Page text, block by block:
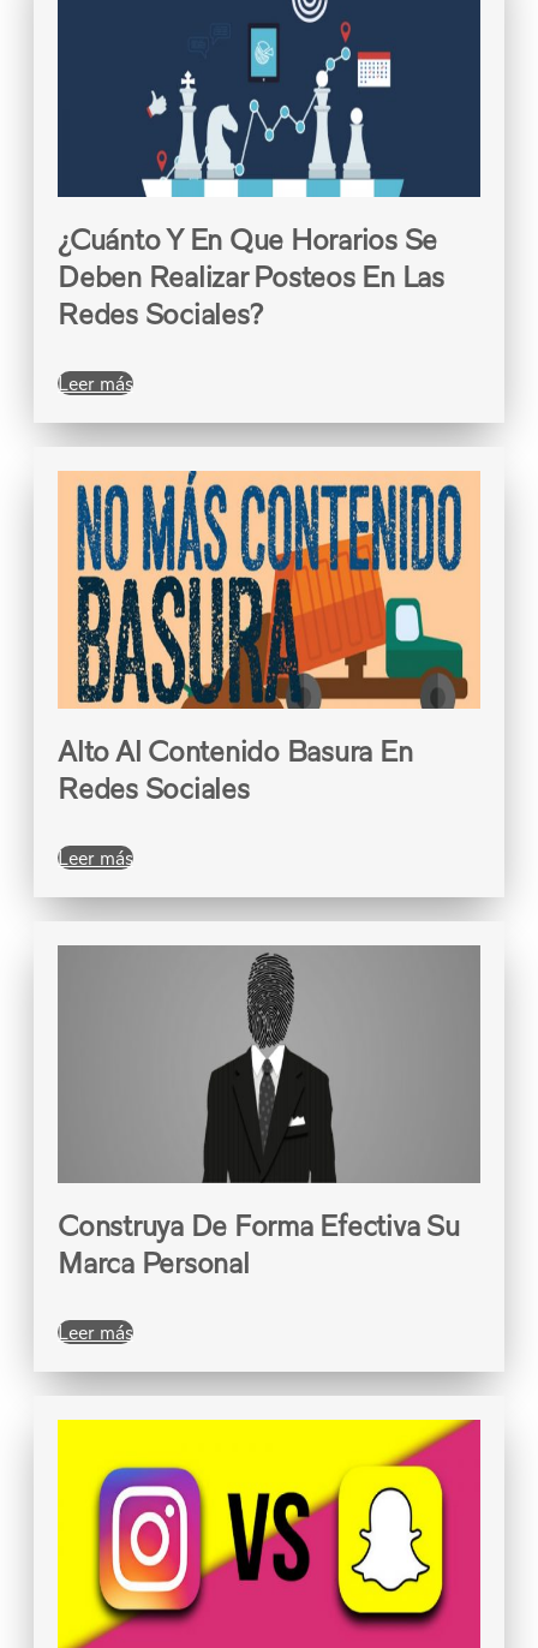
¿Cuánto Y En Que Horarios Se
Deben Realizar Posteos En Las
Redes Sociales?
Leer más
Alto Al Contenido Basura En
Redes Sociales
Leer más
Construya De Forma Efectiva Su
Marca Personal
Leer más